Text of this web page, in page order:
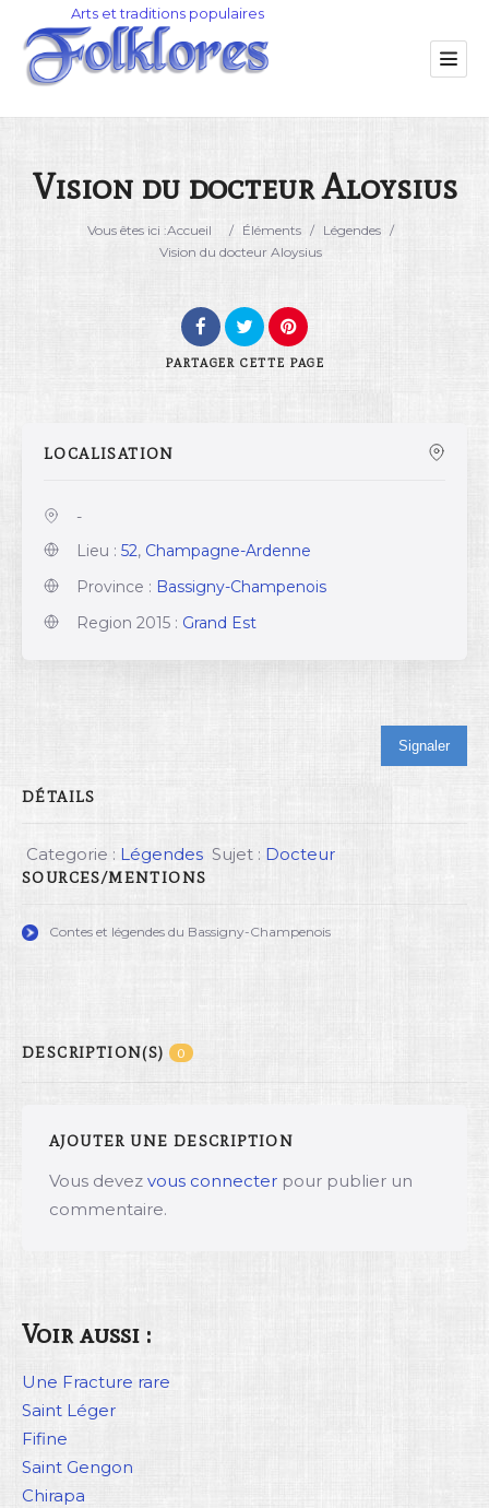
Catégorie
Vision du docteur Aloysius
Vous êtes ici :Accueil / Éléments / Légendes /
Vision du docteur Aloysius
PARTAGER CETTE PAGE
LOCALISATION
-
Lieu : 52, Champagne-Ardenne
Province : Bassigny-Champenois
Region 2015 : Grand Est
Signaler
DÉTAILS
Categorie : Légendes Sujet : Docteur
SOURCES/MENTIONS
Contes et légendes du Bassigny-Champenois
DESCRIPTION(S) 0
AJOUTER UNE DESCRIPTION
Vous devez vous connecter pour publier un
commentaire.
Voir aussi :
Une Fracture rare
Saint Léger
Fifine
Saint Gengon
Chirapa